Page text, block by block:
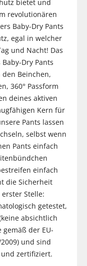
bietet und
revolutionären
Baby-Dry Pants
egal in welcher
und Nacht! Das
Dry Pants
Beinchen,
360° Passform
deines aktiven
Kern für
Pants lassen
selbst wenn
Pants einfach
einfach
die Sicherheit
Stelle:
getestet,
absichtlich
der EU-
und sind
und zertifiziert.